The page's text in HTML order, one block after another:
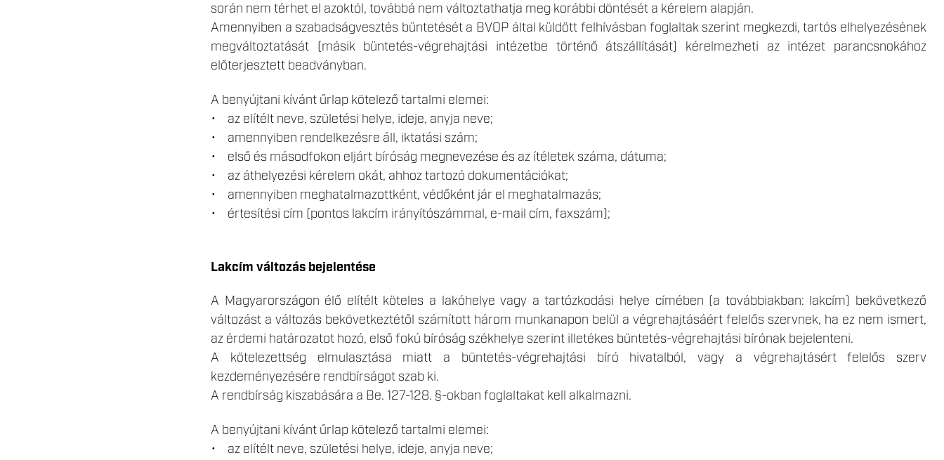
során nem térhet el azoktól, továbbá nem változtathatja meg korábbi döntését a kérelem alapján.
Amennyiben a szabadságvesztés büntetését a BVOP által küldött felhívásban foglaltak szerint megkezdi, tartós elhelyezésének
megváltoztatását (másik büntetés-végrehajtási intézetbe történő átszállítását) kérelmezheti az intézet parancsnokához
előterjesztett beadványban.
A benyújtani kívánt űrlap kötelező tartalmi elemei:
• az elítélt neve, születési helye, ideje, anyja neve;
• amennyiben rendelkezésre áll, iktatási szám;
• első és másodfokon eljárt bíróság megnevezése és az ítéletek száma, dátuma;
• az áthelyezési kérelem okát, ahhoz tartozó dokumentációkat;
• amennyiben meghatalmazottként, védőként jár el meghatalmazás;
• értesítési cím (pontos lakcím irányítószámmal, e-mail cím, faxszám);
Lakcím változás bejelentése
A Magyarországon élő elítélt köteles a lakóhelye vagy a tartózkodási helye címében (a továbbiakban: lakcím) bekövetkező
változást a változás bekövetkeztétől számított három munkanapon belül a végrehajtásáért felelős szervnek, ha ez nem ismert,
az érdemi határozatot hozó, első fokú bíróság székhelye szerint illetékes büntetés-végrehajtási bírónak bejelenteni.
A kötelezettség elmulasztása miatt a büntetés-végrehajtási bíró hivatalból, vagy a végrehajtásért felelős szerv
kezdeményezésére rendbírságot szab ki.
A rendbírság kiszabására a Be. 127-128. §-okban foglaltakat kell alkalmazni.
A benyújtani kívánt űrlap kötelező tartalmi elemei:
• az elítélt neve, születési helye, ideje, anyja neve;